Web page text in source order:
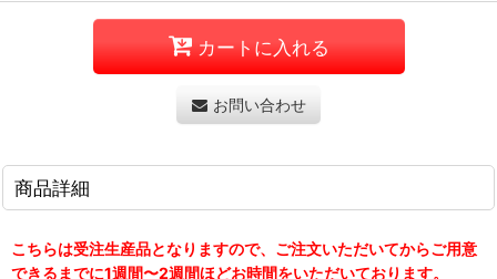
カートに入れる
お問い合わせ
商品詳細
こちらは受注生産品となりますので、ご注文いただいてからご用意
できるまでに1週間〜2週間ほどお時間をいただいております。